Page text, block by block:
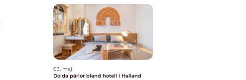
03. maj
Dolda pärlor bland hotell i Halland